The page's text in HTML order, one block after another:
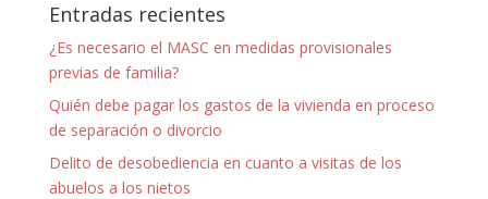
Entradas recientes
¿Es necesario el MASC en medidas provisionales
previas de familia?
Quién debe pagar los gastos de la vivienda en proceso
de separación o divorcio
Delito de desobediencia en cuanto a visitas de los
abuelos a los nietos